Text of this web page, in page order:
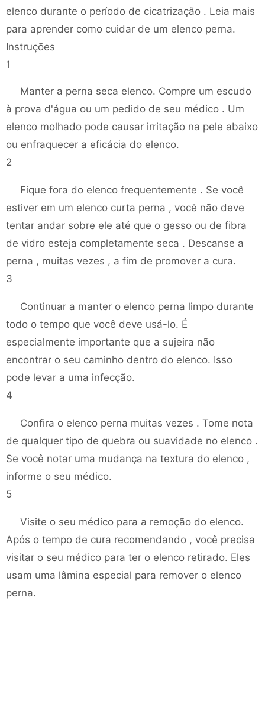
elenco durante o período de cicatrização . Leia mais
para aprender como cuidar de um elenco perna.
Instruções
1
Manter a perna seca elenco. Compre um escudo
à prova d'água ou um pedido de seu médico . Um
elenco molhado pode causar irritação na pele abaixo
ou enfraquecer a eficácia do elenco.
2
Fique fora do elenco frequentemente . Se você
estiver em um elenco curta perna , você não deve
tentar andar sobre ele até que o gesso ou de fibra
de vidro esteja completamente seca . Descanse a
perna , muitas vezes , a fim de promover a cura.
3
Continuar a manter o elenco perna limpo durante
todo o tempo que você deve usá-lo. É
especialmente importante que a sujeira não
encontrar o seu caminho dentro do elenco. Isso
pode levar a uma infecção.
4
Confira o elenco perna muitas vezes . Tome nota
de qualquer tipo de quebra ou suavidade no elenco .
Se você notar uma mudança na textura do elenco ,
informe o seu médico.
5
Visite o seu médico para a remoção do elenco.
Após o tempo de cura recomendando , você precisa
visitar o seu médico para ter o elenco retirado. Eles
usam uma lâmina especial para remover o elenco
perna.